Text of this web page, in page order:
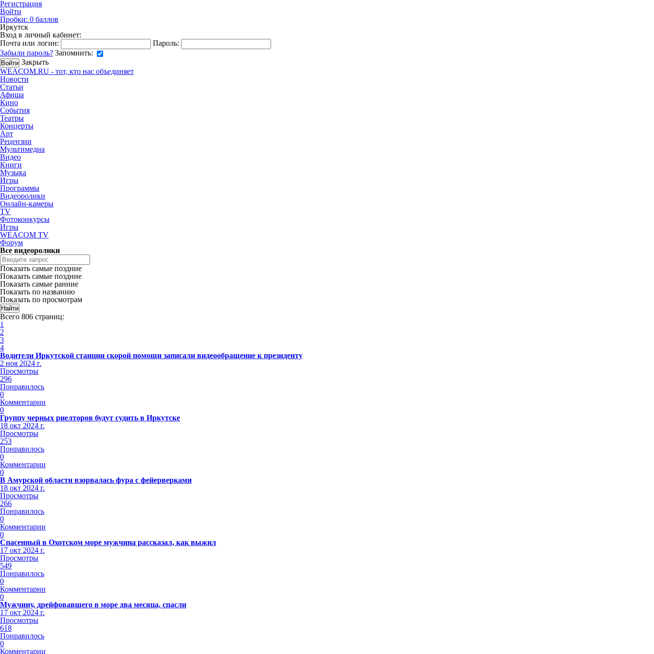
Регистрация
Войти
Пробки: 0 баллов
Иркутск
Вход в личный кабинет:
Почта или логин:
Пароль:
Забыли пароль? Запомнить:
Закрыть
WEACOM.RU - тот, кто нас объединяет
Новости
Статьи
Афиша
Кино
События
Театры
Концерты
Арт
Рецензии
Мультимедиа
Видео
Книги
Музыка
Игры
Программы
Видеоролики
Онлайн-камеры
TV
Фотоконкурсы
Игры
WEACOM TV
Форум
Все видеоролики
Показать самые поздние
Показать самые поздние
Показать самые ранние
Показать по названию
Показать по просмотрам
Всего 806 страниц:
1
2
3
4
Водители Иркутской станции скорой помощи записали видеообращение к президенту
2 ноя 2024 г.
Просмотры
296
Понравилось
0
Комментарии
0
Группу черных риелторов будут судить в Иркутске
18 окт 2024 г.
Просмотры
253
Понравилось
0
Комментарии
0
В Амурской области взорвалась фура с фейерверками
18 окт 2024 г.
Просмотры
266
Понравилось
0
Комментарии
0
Спасенный в Охотском море мужчина рассказал, как выжил
17 окт 2024 г.
Просмотры
549
Понравилось
0
Комментарии
0
Мужчину, дрейфовавшего в море два месяца, спасли
17 окт 2024 г.
Просмотры
618
Понравилось
0
Комментарии